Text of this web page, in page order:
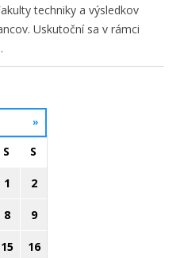
techniky a výsledkov
Uskutoční sa v rámci
»
S S
1 2
8 9
15 16